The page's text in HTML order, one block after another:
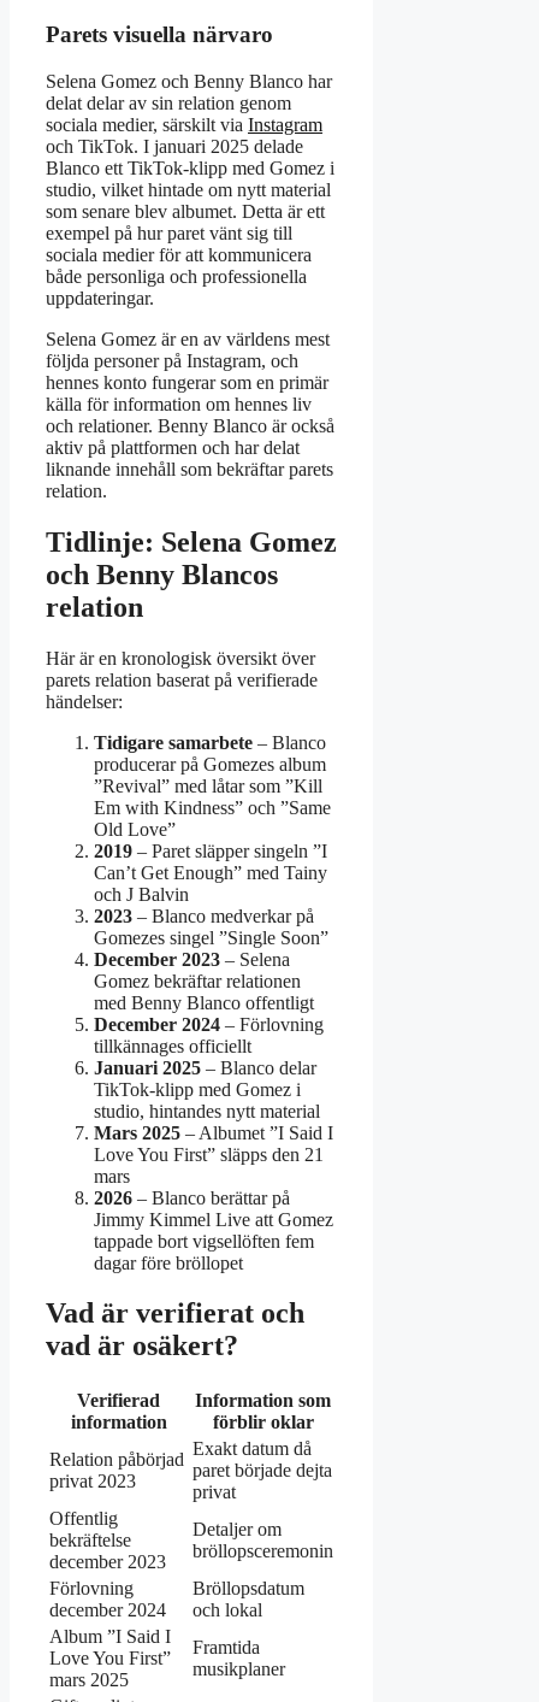
Parets visuella närvaro
Selena Gomez och Benny Blanco har
delat delar av sin relation genom
sociala medier, särskilt via Instagram
och TikTok. I januari 2025 delade
Blanco ett TikTok-klipp med Gomez i
studio, vilket hintade om nytt material
som senare blev albumet. Detta är ett
exempel på hur paret vänt sig till
sociala medier för att kommunicera
både personliga och professionella
uppdateringar.
Selena Gomez är en av världens mest
följda personer på Instagram, och
hennes konto fungerar som en primär
källa för information om hennes liv
och relationer. Benny Blanco är också
aktiv på plattformen och har delat
liknande innehåll som bekräftar parets
relation.
Tidlinje: Selena Gomez
och Benny Blancos
relation
Här är en kronologisk översikt över
parets relation baserat på verifierade
händelser:
Tidigare samarbete – Blanco
producerar på Gomezes album
”Revival” med låtar som ”Kill
Em with Kindness” och ”Same
Old Love”
2019 – Paret släpper singeln ”I
Can’t Get Enough” med Tainy
och J Balvin
2023 – Blanco medverkar på
Gomezes singel ”Single Soon”
December 2023 – Selena
Gomez bekräftar relationen
med Benny Blanco offentligt
December 2024 – Förlovning
tillkännages officiellt
Januari 2025 – Blanco delar
TikTok-klipp med Gomez i
studio, hintandes nytt material
Mars 2025 – Albumet ”I Said I
Love You First” släpps den 21
mars
2026 – Blanco berättar på
Jimmy Kimmel Live att Gomez
tappade bort vigsellöften fem
dagar före bröllopet
Vad är verifierat och
vad är osäkert?
Verifierad
information
Information som
förblir oklar
Relation påbörjad
privat 2023
Exakt datum då
paret började dejta
privat
Offentlig
bekräftelse
december 2023
Detaljer om
bröllopsceremonin
Förlovning
december 2024
Bröllopsdatum
och lokal
Album ”I Said I
Love You First”
mars 2025
Framtida
musikplaner